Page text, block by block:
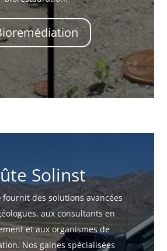
Solinst
fournit des solutions avancées
aux consultants en
et aux organismes de
Nos gaines spécialisées